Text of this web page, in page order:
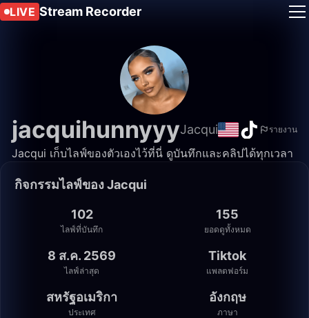
LIVE Stream Recorder
jacquihunnyyyJacqui รายงาน
Jacqui เก็บไลฟ์ของตัวเองไว้ที่นี่ ดูบันทึกและคลิปได้ทุกเวลา
กิจกรรมไลฟ์ของ Jacqui
102
ไลฟ์ที่บันทึก
155
ยอดดูทั้งหมด
8 ส.ค. 2569
ไลฟ์ล่าสุด
Tiktok
แพลตฟอร์ม
สหรัฐอเมริกา
ประเทศ
อังกฤษ
ภาษา